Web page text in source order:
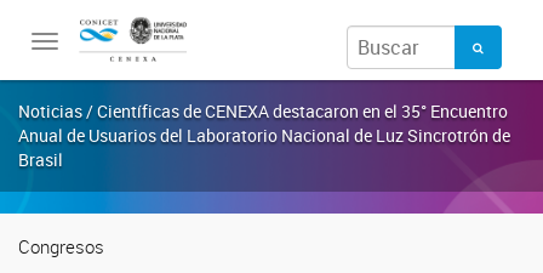
Toggle
Noticias / Científicas de CENEXA destacaron en el 35° Encuentro
Anual de Usuarios del Laboratorio Nacional de Luz Sincrotrón de
Brasil
Congresos